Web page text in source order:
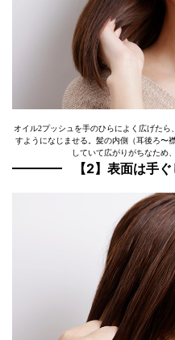
オイル2プッシュを手のひらによく広げた
すようになじませる。髪の内側（耳後ろ〜
していて広がりがちなため
【2】表面は手